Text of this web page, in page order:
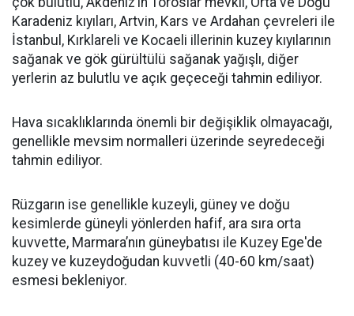
Karadeniz kıyıları, Artvin, Kars ve Ardahan çevreleri ile
İstanbul, Kırklareli ve Kocaeli illerinin kuzey kıyılarının
sağanak ve gök gürültülü sağanak yağışlı, diğer
yerlerin az bulutlu ve açık geçeceği tahmin ediliyor.
Hava sıcaklıklarında önemli bir değişiklik olmayacağı,
genellikle mevsim normalleri üzerinde seyredeceği
tahmin ediliyor.
Rüzgarın ise genellikle kuzeyli, güney ve doğu
kesimlerde güneyli yönlerden hafif, ara sıra orta
kuvvette, Marmara’nın güneybatısı ile Kuzey Ege'de
kuzey ve kuzeydoğudan kuvvetli (40-60 km/saat)
esmesi bekleniyor.